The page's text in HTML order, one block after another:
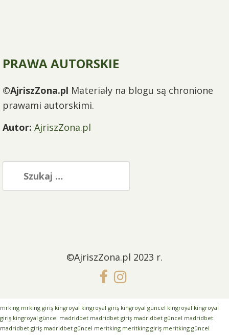
PRAWA AUTORSKIE
©AjriszZona.pl Materiały na blogu są chronione
prawami autorskimi.
Autor: AjriszZona.pl
©AjriszZona.pl 2023 r.
mrking mrking giriş kingroyal kingroyal giriş kingroyal güncel kingroyal kingroyal
giriş kingroyal güncel madridbet madridbet giriş madridbet güncel madridbet
madridbet giriş madridbet güncel meritking meritking giriş meritking güncel